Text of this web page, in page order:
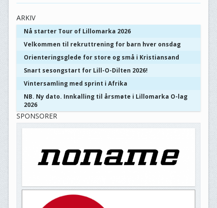
ARKIV
Nå starter Tour of Lillomarka 2026
Velkommen til rekruttrening for barn hver onsdag
Orienteringsglede for store og små i Kristiansand
Snart sesongstart for Lill-O-Dilten 2026!
Vintersamling med sprint i Afrika
NB. Ny dato. Innkalling til årsmøte i Lillomarka O-lag
2026
SPONSORER